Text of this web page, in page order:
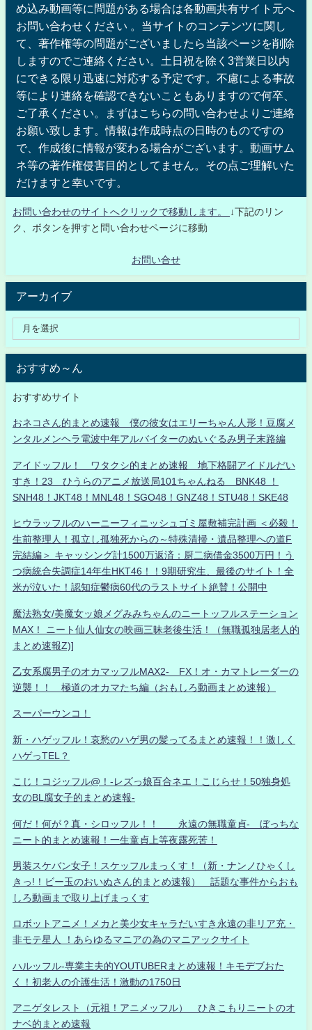
め込み動画等に問題がある場合は各動画共有サイト元へ
お問い合わせください 。当サイトのコンテンツに関し
て、著作権等の問題がございましたら当該ページを削除
しますのでご連絡ください。土日祝を除く3営業日以内
にできる限り迅速に対応する予定です。不慮による事故
等により連絡を確認できないこともありますので何卒、
ご了承ください。まずはこちらの問い合わせよりご連絡
お願い致します。情報は作成時点の日時のものですの
で、作成後に情報が変わる場合がございます。動画サム
ネ等の著作権侵害目的としてません。その点ご理解いた
だけますと幸いです。
お問い合わせのサイトへクリックで移動します。
↓下記のリン
ク、ボタンを押すと問い合わせページに移動
お問い合せ
アーカイブ
おすすめ～ん
おすすめサイト
おネコさん的まとめ速報 僕の彼女はエリーちゃん人形！豆腐メ
ンタルメンヘラ電波中年アルバイターのぬいぐるみ男子末路編
アイドッフル！ ワタクシ的まとめ速報 地下格闘アイドルだい
すき！23 ひうらのアニメ放送局101ちゃんねる BNK48 ！
SNH48！JKT48！MNL48！SGO48！GNZ48！STU48！SKE48
ヒウラッフルのハーニーフィニッシュゴミ屋敷補完計画 ＜必殺！
生前整理人！孤立し孤独死からの～特殊清掃・遺品整理への道F
完結編＞ キャッシング計1500万返済：厨二病借金3500万円！う
つ病統合失調症14年生HKT46！！9期研究生、最後のサイト！全
米が泣いた！認知症鬱病60代のラストサイト絶賛！公開中
魔法熟女/美魔女ッ娘メグみみちゃんのニートッフルステーション
MAX！ ニート仙人仙女の映画三昧老後生活！（無職孤独居老人的
まとめ速報Z)]
乙女系腐男子のオカマッフルMAX2- FX！オ・カマトレーダーの
逆襲！！ 極道のオカマたち編（おもしろ動画まとめ速報）
スーパーウンコ！
新・ハゲッフル！哀愁のハゲ男の髪ってるまとめ速報！！激しく
ハゲっTEL？
こじ！コジッフル@！-レズっ娘百合ネエ！こじらせ！50独身処
女のBL腐女子的まとめ速報-
何だ！何が？真・シロッフル！！ 永遠の無職童貞- ぼっちな
ニート的まとめ速報！一生童貞上等夜露死苦！
男装スケバン女子！スケッフルまっくす！（新・ナンノひゃくし
きっ!！ビー玉のおいぬさん的まとめ速報） 話題な事件からおも
しろ動画まで取り上げまっくす
ロボットアニメ！メカと美少女キャラだいすき永遠の非リア充・
非モテ星人 ！あらゆるマニアの為のマニアックサイト
ハルッフル-専業主夫的YOUTUBERまとめ速報！キモデブおた
く！初老人の介護生活！激動の1750日
アニゲタレスト（元祖！アニメッフル） ひきこもりニートのオ
ナベ的まとめ速報